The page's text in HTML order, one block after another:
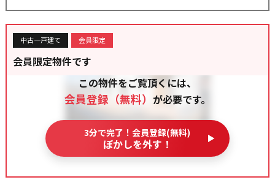
中古一戸建て 会員限定
会員限定物件です
この物件をご覧頂くには、
会員登録（無料） が必要です。
3分で完了！会員登録(無料)
ぼかしを外す！